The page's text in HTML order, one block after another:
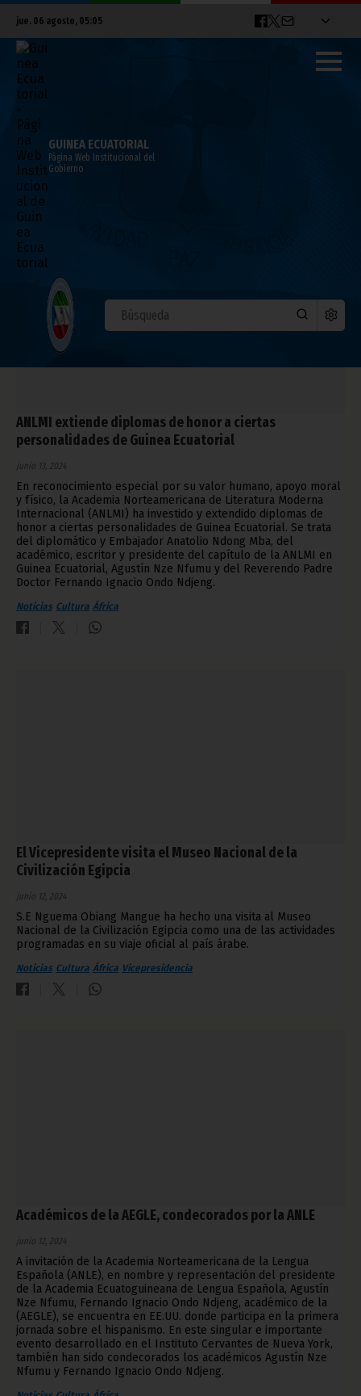
jue. 06 agosto, 05:05
GUINEA ECUATORIAL
Página Web Institucional del
Gobierno
CULTURA
ANLMI extiende diplomas de honor a ciertas
personalidades de Guinea Ecuatorial
junio 13, 2024
En reconocimiento especial por su valor humano, apoyo moral
y físico, la Academia Norteamericana de Literatura Moderna
Internacional (ANLMI) ha investido y extendido diplomas de
honor a ciertas personalidades de Guinea Ecuatorial. Se trata
del diplomático y Embajador Anatolio Ndong Mba, del
académico, escritor y presidente del capítulo de la ANLMI en
Guinea Ecuatorial, Agustín Nze Nfumu y del Reverendo Padre
Doctor Fernando Ignacio Ondo Ndjeng.
Noticias Cultura África
El Vicepresidente visita el Museo Nacional de la
Civilización Egipcia
junio 12, 2024
S.E Nguema Obiang Mangue ha hecho una visita al Museo
Nacional de la Civilización Egipcia como una de las actividades
programadas en su viaje oficial al país árabe.
Noticias Cultura África Vicepresidencia
Académicos de la AEGLE, condecorados por la ANLE
junio 12, 2024
A invitación de la Academia Norteamericana de la Lengua
Española (ANLE), en nombre y representación del presidente
de la Academia Ecuatoguineana de Lengua Española, Agustín
Nze Nfumu, Fernando Ignacio Ondo Ndjeng, académico de la
(AEGLE), se encuentra en EE.UU. donde participa en la primera
jornada sobre el hispanismo. En este singular e importante
evento desarrollado en el Instituto Cervantes de Nueva York,
también han sido condecorados los académicos Agustín Nze
Nfumu y Fernando Ignacio Ondo Ndjeng.